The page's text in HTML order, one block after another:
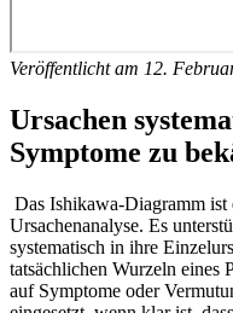
Veröffentlicht am 12.
Ursachen
Symptome zu
Das Ishikawa-Diagramm
Ursachenanalyse. Es
systematisch in ihre
tatsächlichen Wurzeln eines
auf Symptome oder